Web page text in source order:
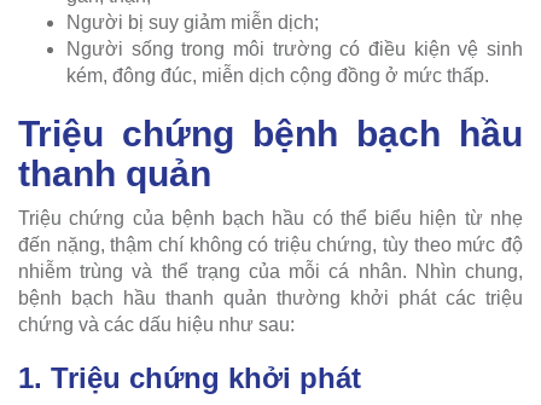
Người bị suy giảm miễn dịch;
Người sống trong môi trường có điều kiện vệ sinh
kém, đông đúc, miễn dịch cộng đồng ở mức thấp.
Triệu chứng bệnh bạch hầu
thanh quản
Triệu chứng của bệnh bạch hầu có thể biểu hiện từ nhẹ
đến nặng, thậm chí không có triệu chứng, tùy theo mức độ
nhiễm trùng và thể trạng của mỗi cá nhân. Nhìn chung,
bệnh bạch hầu thanh quản thường khởi phát các triệu
chứng và các dấu hiệu như sau:
1. Triệu chứng khởi phát